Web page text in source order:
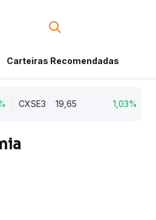
Carteiras Recomendadas
CXSE3 19,65 1,03%